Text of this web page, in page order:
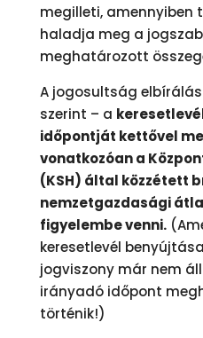
megilleti, amennyiben
haladja meg a
meghatározott
A jogosultság
szerint – a
időpontját kettővel
vonatkozóan a
(KSH) által közzétett
nemzetgazdasági
figyelembe venni.
keresetlevél
jogviszony már nem
irányadó időpont
történik!)